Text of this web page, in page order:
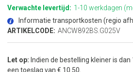
begin
de
afbeeldingen-
Verwachte levertijd: 1-10 werkdagen
Informatie transportkosten (regio
ARTIKELCODE: ANCW892BS.G025V
Let op: Indien de bestelling kleiner is
een toeslag van € 10.50.